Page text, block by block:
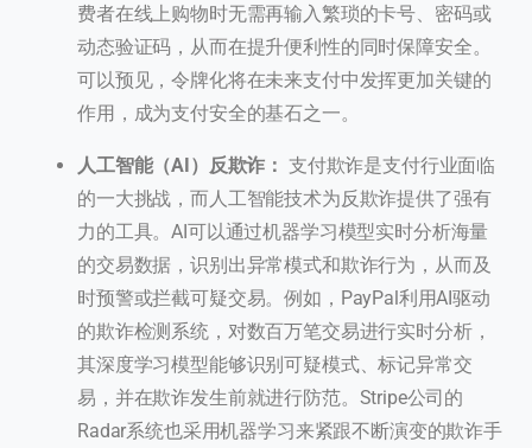
费者在线上购物时无需再输入繁琐的卡号、密码或
动态验证码，从而在提升便利性的同时保障安全。
可以预见，令牌化将在未来支付中发挥更加关键的
作用，成为支付安全的基石之一。
人工智能（AI）反欺诈： 支付欺诈是支付行业面临
的一大挑战，而人工智能技术为反欺诈提供了强有
力的工具。AI可以通过机器学习模型实时分析海量
的交易数据，识别出异常模式和欺诈行为，从而及
时预警或拦截可疑交易。例如，PayPal利用AI驱动
的欺诈检测系统，对数百万笔交易进行实时分析，
其深度学习模型能够识别可疑模式、标记异常交
易，并在欺诈发生前就进行防范。Stripe公司的
Radar系统也采用机器学习来紧跟不断演变的欺诈手